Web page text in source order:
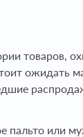
товаров,
ожидать
пальто или